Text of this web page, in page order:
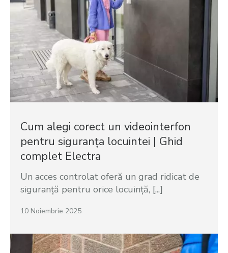
Cum alegi corect un videointerfon
pentru siguranța locuintei | Ghid
complet Electra
Un acces controlat oferă un grad ridicat de
siguranță pentru orice locuință, [...]
10 Noiembrie 2025